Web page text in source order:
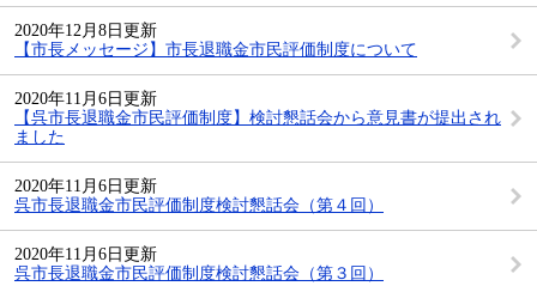
2020年12月8日更新
【市長メッセージ】市長退職金市民評価制度について
2020年11月6日更新
【呉市長退職金市民評価制度】検討懇話会から意見書が提出され
ました
2020年11月6日更新
呉市長退職金市民評価制度検討懇話会（第４回）
2020年11月6日更新
呉市長退職金市民評価制度検討懇話会（第３回）